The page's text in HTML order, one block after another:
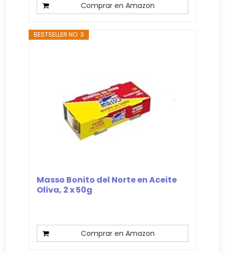
Comprar en Amazon
BESTSELLER NO. 3
Masso Bonito del Norte en Aceite
Oliva, 2 x 50g
Comprar en Amazon